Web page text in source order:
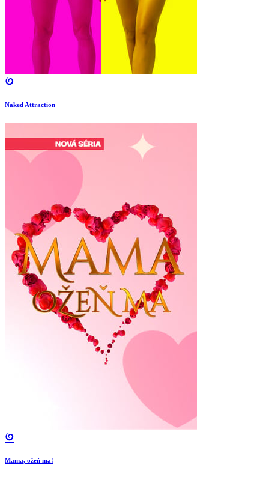
Naked Attraction
Mama, ožeň ma!